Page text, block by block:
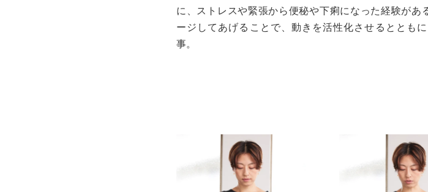
に、ストレスや緊張から便秘や下痢になった経験が
ージしてあげることで、動きを活性化させるととも
事。